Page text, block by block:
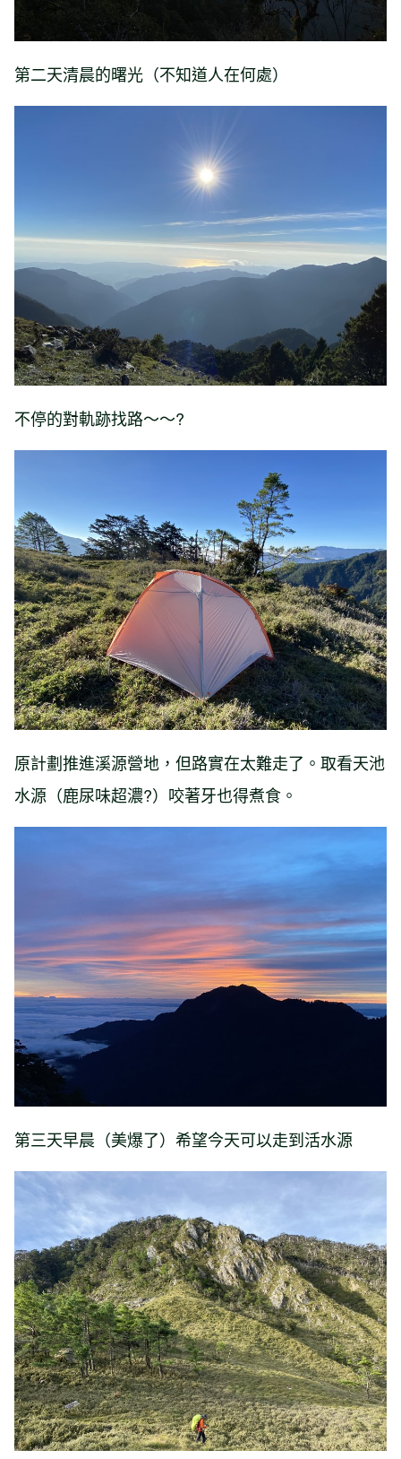
第二天清晨的曙光（不知道人在何處）
不停的對軌跡找路～～?
原計劃推進溪源營地，但路實在太難走了。取看天池
水源（鹿尿味超濃?）咬著牙也得煮食。
第三天早晨（美爆了）希望今天可以走到活水源